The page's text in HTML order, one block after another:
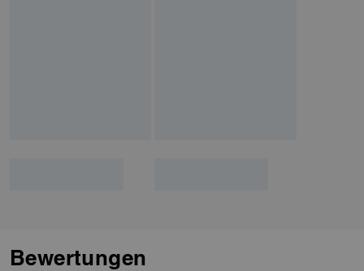
Bewertungen